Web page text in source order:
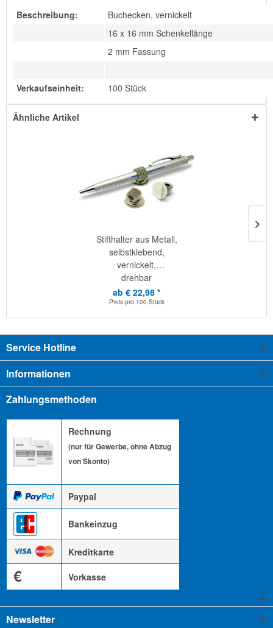
Beschreibung:
Buchecken, vernickelt
16 x 16 mm Schenkellänge
2 mm Fassung
Verkaufseinheit: 100 Stück
Ähnliche Artikel
Stifthalter aus Metall,
selbstklebend,
vernickelt,
drehbar
ab € 22,98 *
Preis pro 100 Stück
Service Hotline
Informationen
Zahlungsmethoden
Rechnung
(nur für Gewerbe, ohne Abzug
von Skonto)
Paypal
Bankeinzug
Kreditkarte
€ Vorkasse
Newsletter